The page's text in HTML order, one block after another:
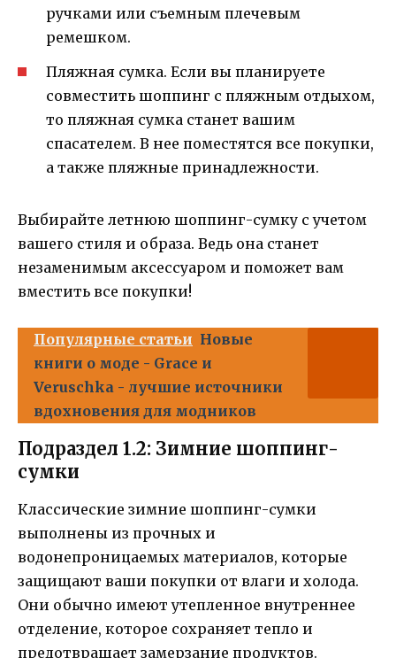
ручками или съемным плечевым
ремешком.
Пляжная сумка. Если вы планируете
совместить шоппинг с пляжным отдыхом,
то пляжная сумка станет вашим
спасателем. В нее поместятся все покупки,
а также пляжные принадлежности.
Выбирайте летнюю шоппинг-сумку с учетом
вашего стиля и образа. Ведь она станет
незаменимым аксессуаром и поможет вам
вместить все покупки!
Популярные статьи Новые
книги о моде - Grace и
Veruschka - лучшие источники
вдохновения для модников
Подраздел 1.2: Зимние шоппинг-
сумки
Классические зимние шоппинг-сумки
выполнены из прочных и
водонепроницаемых материалов, которые
защищают ваши покупки от влаги и холода.
Они обычно имеют утепленное внутреннее
отделение, которое сохраняет тепло и
предотвращает замерзание продуктов.